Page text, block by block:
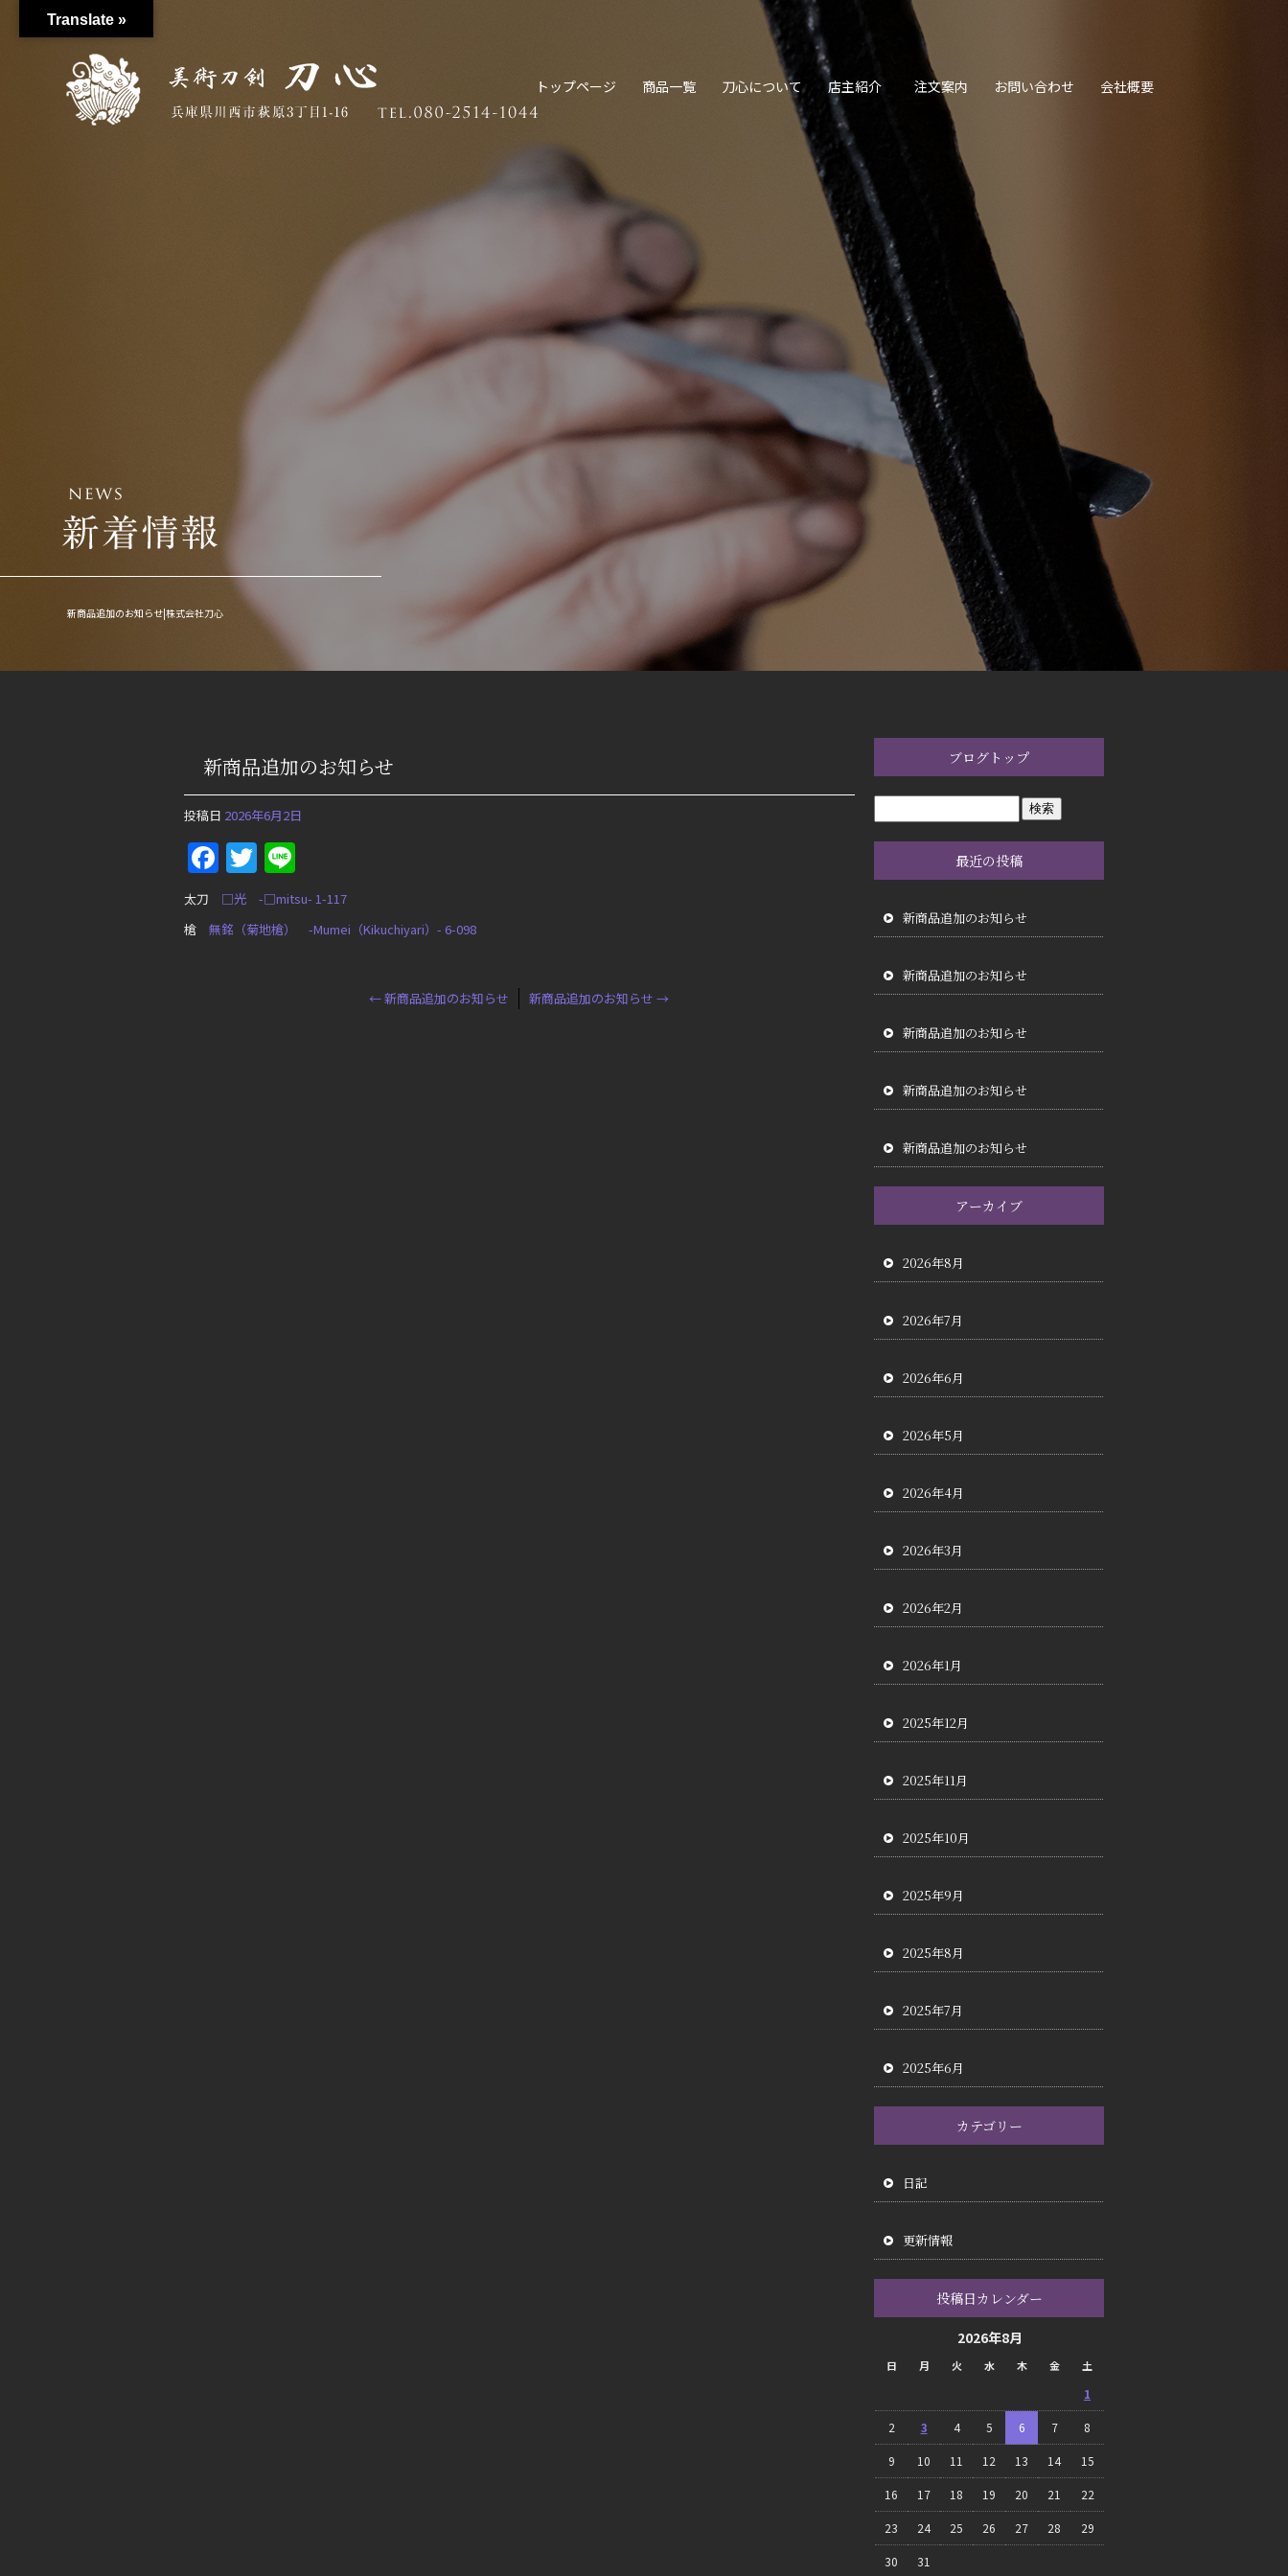
新商品追加のお知らせ|株式会社刀心
トップページ 商品一覧 刀心について 店主紹介 注文案内 お問い合わせ 会社概要
新商品追加のお知らせ
投稿日 2026年6月2日
Facebook
Twitter
太刀 □光 -□mitsu- 1-117
槍 無銘（菊地槍） -Mumei（Kikuchiyari）- 6-098
←新商品追加のお知らせ 新商品追加のお知らせ →
ブログトップ
最近の投稿
新商品追加のお知らせ
新商品追加のお知らせ
新商品追加のお知らせ
新商品追加のお知らせ
新商品追加のお知らせ
アーカイブ
2026年8月
2026年7月
2026年6月
2026年5月
2026年4月
2026年3月
2026年2月
2026年1月
2025年12月
2025年11月
2025年10月
2025年9月
2025年8月
2025年7月
2025年6月
カテゴリー
日記
更新情報
投稿日カレンダー
2026年8月
日 月 火 水 木 金 土
1
2 3 4 5 6 7 8
9 10 11 12 13 14 15
16 17 18 19 20 21 22
23 24 25 26 27 28 29
30 31
Translate »